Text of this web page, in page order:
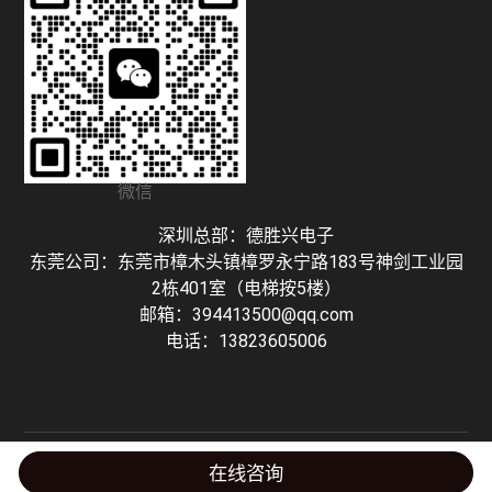
微信
深圳总部：德胜兴电子
东莞公司：东莞市樟木头镇樟罗永宁路183号神剑工业园
2栋401室（电梯按5楼）
邮箱：394413500@qq.com
电话：13823605006
Copyright © 深圳市德胜兴电子有限公司 粤ICP备16127298号-1 技术支持：
Honhoo Tech
在线咨询